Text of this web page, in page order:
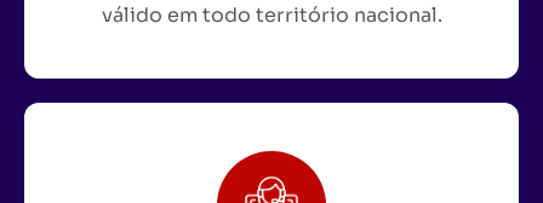
válido em todo território nacional.